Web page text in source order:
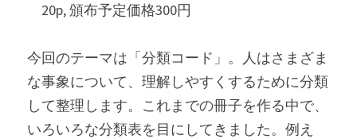
20p, 頒布予定価格300円
今回のテーマは「分類コード」。人はさまざま
な事象について、理解しやすくするために分類
して整理します。これまでの冊子を作る中で、
いろいろな分類表を目にしてきました。例え